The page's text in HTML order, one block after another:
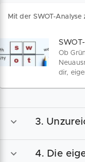
Mit der SWOT-
Ob
dir,
3.
4. Die